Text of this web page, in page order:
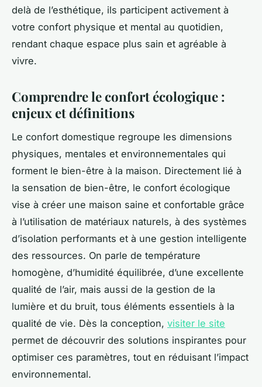
delà de l’esthétique, ils participent activement à
votre confort physique et mental au quotidien,
rendant chaque espace plus sain et agréable à
vivre.
Comprendre le confort écologique :
enjeux et définitions
Le confort domestique regroupe les dimensions
physiques, mentales et environnementales qui
forment le bien-être à la maison. Directement lié à
la sensation de bien-être, le confort écologique
vise à créer une maison saine et confortable grâce
à l’utilisation de matériaux naturels, à des systèmes
d’isolation performants et à une gestion intelligente
des ressources. On parle de température
homogène, d’humidité équilibrée, d’une excellente
qualité de l’air, mais aussi de la gestion de la
lumière et du bruit, tous éléments essentiels à la
qualité de vie. Dès la conception, visiter le site
permet de découvrir des solutions inspirantes pour
optimiser ces paramètres, tout en réduisant l’impact
environnemental.